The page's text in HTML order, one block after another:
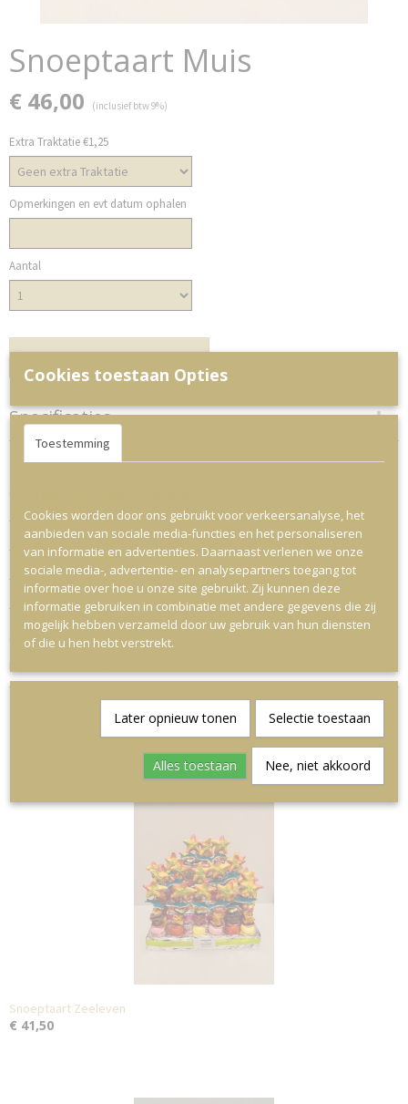
Snoeptaart Muis
€ 46,00 (inclusief btw 9%)
Extra Traktatie €1,25
Opmerkingen en evt datum ophalen
Aantal
IN WINKELWAGEN
Specificaties
Productcode
Omschrijving
Snoeptaart Muis.
- Chupa chup lolly
- Aardbei veter.
- Trolli muis
- Bolspek.
Snoeptaart is voor 30 personen.
Snoeptaart Zeeleven
€ 41,50
Cookies toestaan Opties
Toestemming
Cookies worden door ons gebruikt voor verkeersanalyse, het
aanbieden van sociale media-functies en het personaliseren
van informatie en advertenties. Daarnaast verlenen we onze
sociale media-, advertentie- en analysepartners toegang tot
informatie over hoe u onze site gebruikt. Zij kunnen deze
informatie gebruiken in combinatie met andere gegevens die zij
mogelijk hebben verzameld door uw gebruik van hun diensten
of die u hen hebt verstrekt.
Later opnieuw tonen Selectie toestaan
Alles toestaan Nee, niet akkoord